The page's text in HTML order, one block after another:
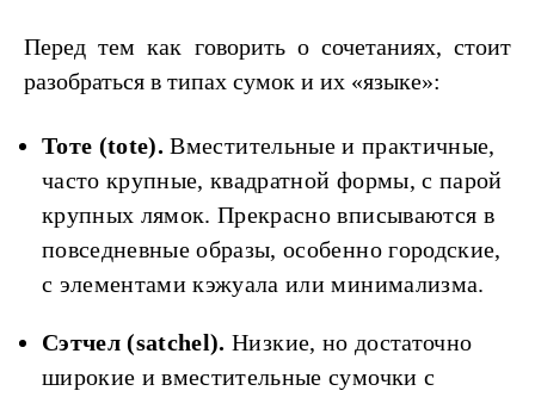
Перед тем как говорить о сочетаниях, стоит
разобраться в типах сумок и их «языке»:
Тоте (tote). Вместительные и практичные,
часто крупные, квадратной формы, с парой
крупных лямок. Прекрасно вписываются в
повседневные образы, особенно городские,
с элементами кэжуала или минимализма.
Сэтчел (satchel). Низкие, но достаточно
широкие и вместительные сумочки с